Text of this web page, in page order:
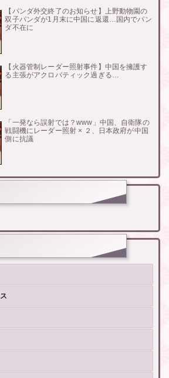
【パンダ外交終了のお知らせ】上野動物園の
双子パンダが1月末に中国に返還…国内でパン
ダ不在に
【火器管制レーダー照射事件】中国を擁護す
る主張がアクロバティック過ぎる…
「一発なら誤射では？www」中国、自衛隊の
戦闘機にレーダー照射 × ２、日本政府が中国
側に抗議